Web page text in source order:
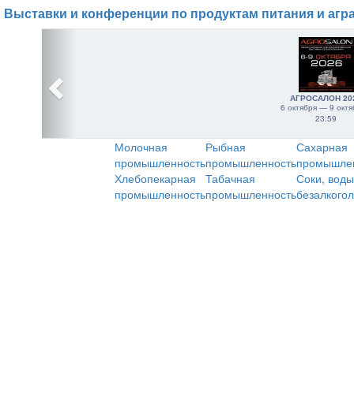
Выставки и конференции по продуктам питания и
АГРОСАЛОН
6 октября — 9
23:59
Молочная
промышленность
Рыбная
промышленность
Сахарная
Хлебопекарная
промышленность
Табачная
промышленность
Соки,